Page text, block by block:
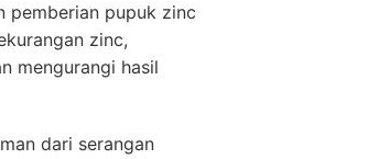
pemberian pupuk zinc
zinc,
mengurangi hasil
dari serangan